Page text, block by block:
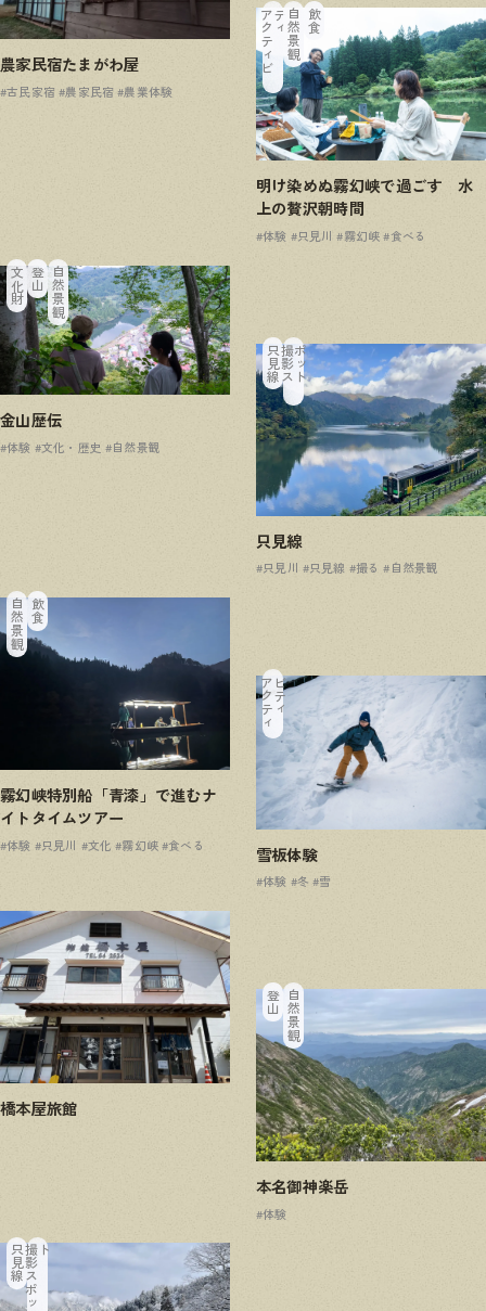
農家民宿たまがわ屋
#古民家宿 #農家民宿 #農業体験
明け染めぬ霧幻峡で過ごす 水
上の贅沢朝時間
ア
ク
テ
ィ
ビ
ティ自然景観 飲食
#体験 #只見川 #霧幻峡 #食べる
金山歴伝
文化財 登山 自然景観
#体験 #文化・歴史 #自然景観
只見線
只見線撮
影
ス
ポ
ット
#只見川 #只見線 #撮る #自然景観
霧幻峡特別船「青漆」で進むナ
イトタイムツアー
自然景観 飲食
#体験 #只見川 #文化 #霧幻峡 #食べる 雪板体験
ア
ク
テ
ィ
ビ
ティ
#体験 #冬 #雪
橋本屋旅館
本名御神楽岳
登山 自然景観
#体験
只見線撮
影
ス
ポ
ット